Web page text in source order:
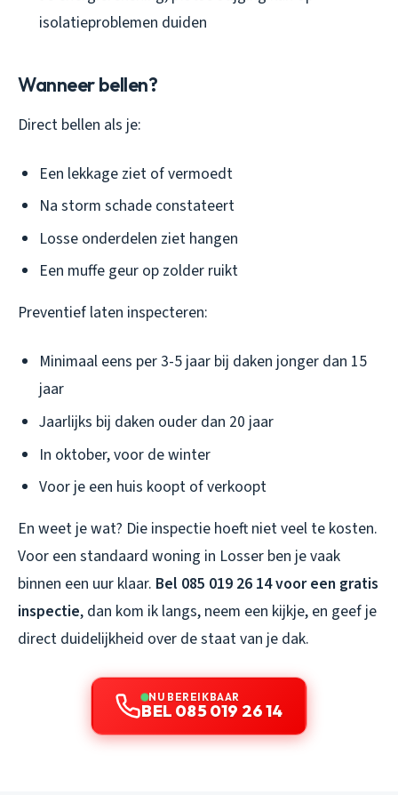
isolatieproblemen duiden
Wanneer bellen?
Direct bellen als je:
Een lekkage ziet of vermoedt
Na storm schade constateert
Losse onderdelen ziet hangen
Een muffe geur op zolder ruikt
Preventief laten inspecteren:
Minimaal eens per 3-5 jaar bij daken jonger dan 15
jaar
Jaarlijks bij daken ouder dan 20 jaar
In oktober, voor de winter
Voor je een huis koopt of verkoopt
En weet je wat? Die inspectie hoeft niet veel te kosten.
Voor een standaard woning in Losser ben je vaak
binnen een uur klaar. Bel 085 019 26 14 voor een gratis
inspectie, dan kom ik langs, neem een kijkje, en geef je
direct duidelijkheid over de staat van je dak.
NU BEREIKBAAR
BEL 085 019 26 14